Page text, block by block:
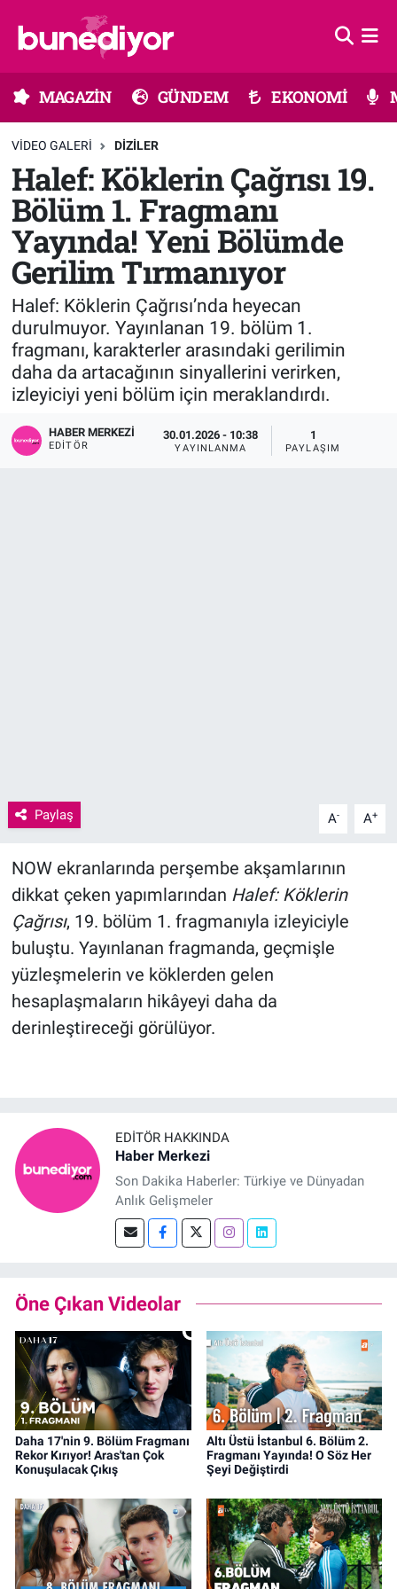
MAGAZİN GÜNDEM EKONOMİ
VIDEO GALERI DIZILER
Halef: Köklerin Çağrısı 19.
Bölüm 1. Fragmanı
Yayında! Yeni Bölümde
Gerilim Tırmanıyor
Halef: Köklerin Çağrısı’nda heyecan
durulmuyor. Yayınlanan 19. bölüm 1.
fragmanı, karakterler arasındaki gerilimin
daha da artacağının sinyallerini verirken,
izleyiciyi yeni bölüm için meraklandırdı.
HABER MERKEZI
EDITÖR
30.01.2026 - 10:38
YAYINLANMA
1
PAYLAŞIM
Paylaş A- A+
NOW ekranlarında perşembe akşamlarının
dikkat çeken yapımlarından Halef: Köklerin
Çağrısı, 19. bölüm 1. fragmanıyla izleyiciyle
buluştu. Yayınlanan fragmanda, geçmişle
yüzleşmelerin ve köklerden gelen
hesaplaşmaların hikâyeyi daha da
derinleştireceği görülüyor.
EDITÖR HAKKINDA
Haber Merkezi
Son Dakika Haberler: Türkiye ve Dünyadan
Anlık Gelişmeler
Öne Çıkan Videolar
Daha 17'nin 9. Bölüm Fragmanı
Rekor Kırıyor! Aras'tan Çok
Konuşulacak Çıkış
Altı Üstü İstanbul 6. Bölüm 2.
Fragmanı Yayında! O Söz Her
Şeyi Değiştirdi
Gündem
Moda
Kültür Sanat
Magazin
Müzik
Sağlık
MÜZİK
MODA
SAĞLIK
TEKNOLOJİ
TV MEDYA
KÜLTÜR SANAT
Tüm Manşetler
Son Dakika Haberleri
Haber Arşivi